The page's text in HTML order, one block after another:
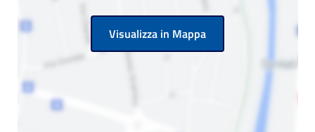
Visualizza in Mappa